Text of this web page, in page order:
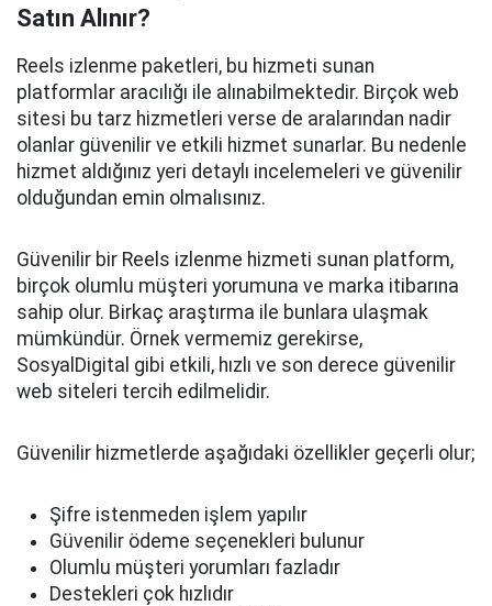
Satın Alınır?
Reels izlenme paketleri, bu hizmeti sunan
platformlar aracılığı ile alınabilmektedir. Birçok web
sitesi bu tarz hizmetleri verse de aralarından nadir
olanlar güvenilir ve etkili hizmet sunarlar. Bu nedenle
hizmet aldığınız yeri detaylı incelemeleri ve güvenilir
olduğundan emin olmalısınız.
Güvenilir bir Reels izlenme hizmeti sunan platform,
birçok olumlu müşteri yorumuna ve marka itibarına
sahip olur. Birkaç araştırma ile bunlara ulaşmak
mümkündür. Örnek vermemiz gerekirse,
SosyalDigital gibi etkili, hızlı ve son derece güvenilir
web siteleri tercih edilmelidir.
Güvenilir hizmetlerde aşağıdaki özellikler geçerli olur;
Şifre istenmeden işlem yapılır
Güvenilir ödeme seçenekleri bulunur
Olumlu müşteri yorumları fazladır
Destekleri çok hızlıdır